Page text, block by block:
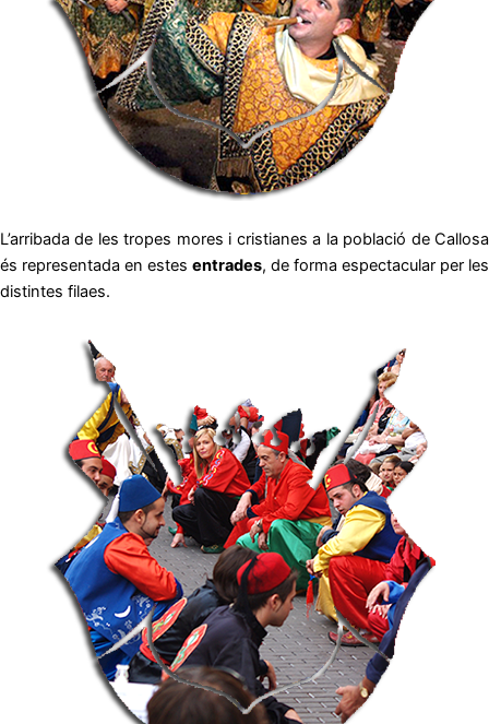
L’arribada de les tropes mores i cristianes a la població de Callosa
és representada en estes entrades, de forma espectacular per les
distintes filaes.